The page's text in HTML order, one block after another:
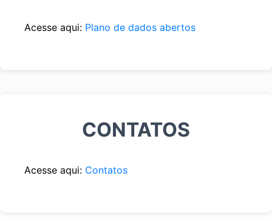
Acesse aqui: Plano de dados abertos
CONTATOS
Acesse aqui: Contatos